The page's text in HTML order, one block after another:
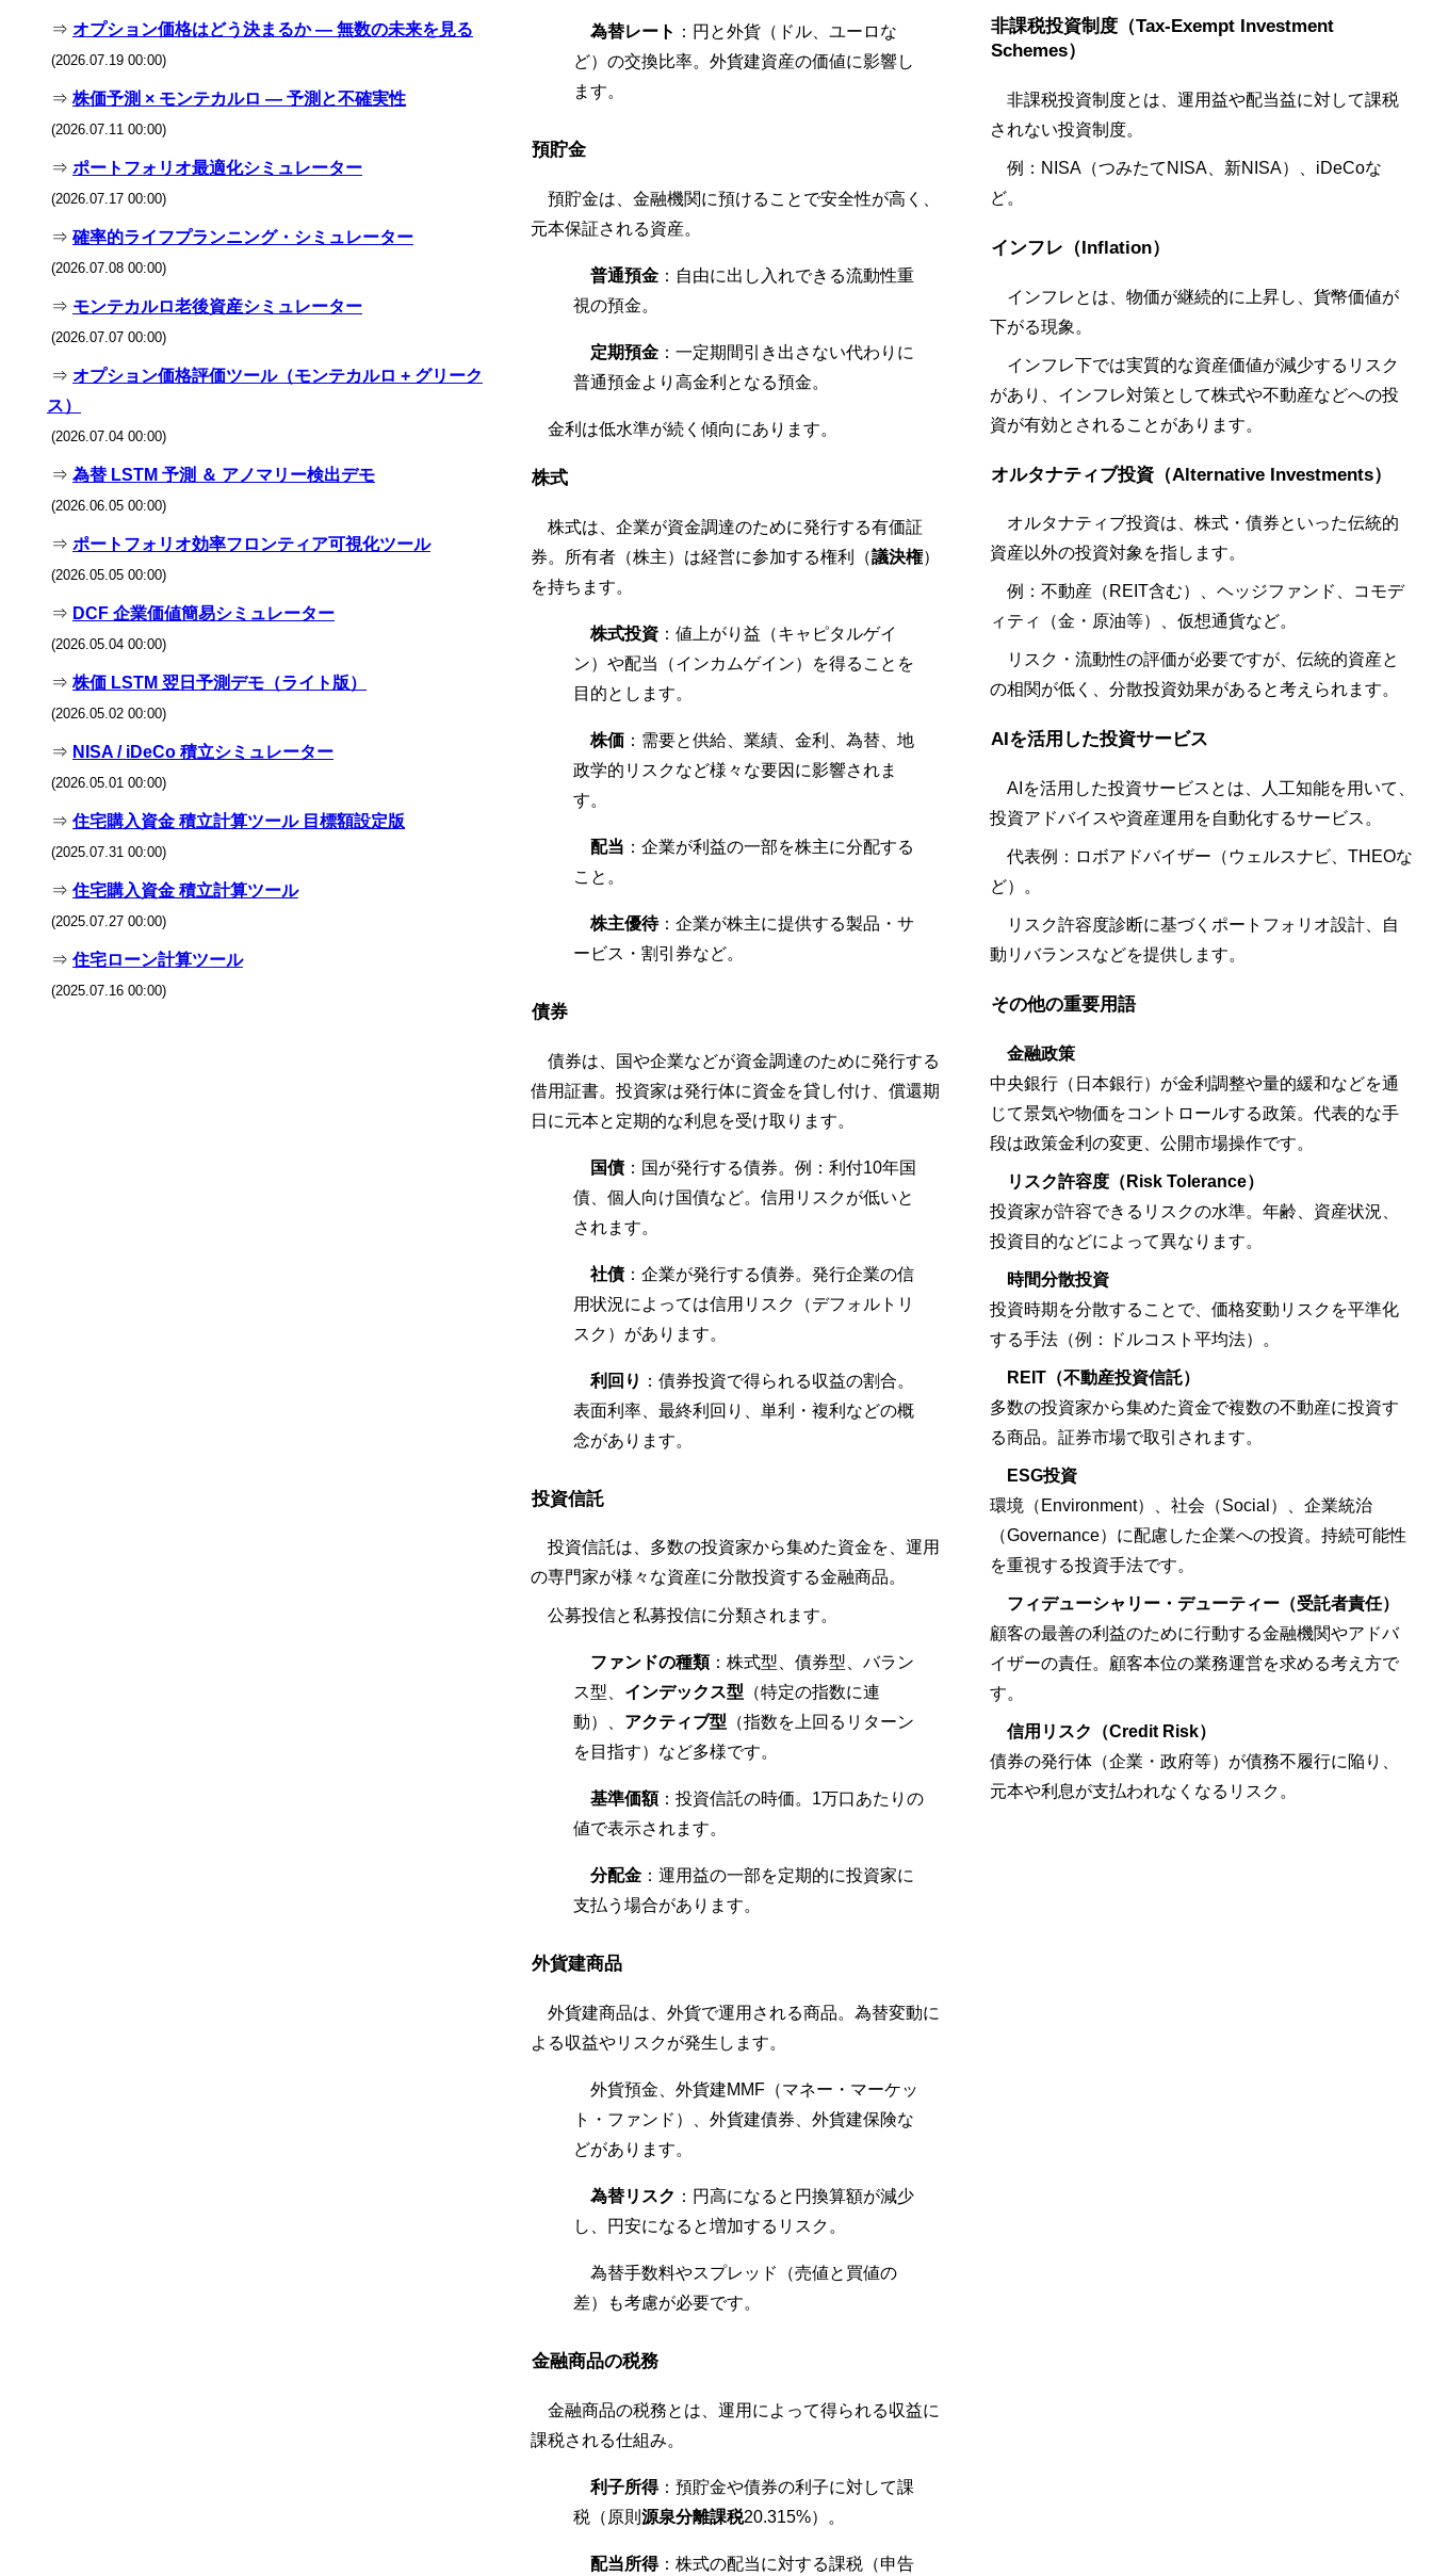
為替レート ：円と外貨（ドル、ユーロな
ど）の交換比率。外貨建資産の価値に影響し
ます。
預貯金
預貯金は、金融機関に預けることで安全性が高く、
元本保証される資産。
普通預金 ：自由に出し入れできる流動性重
視の預金。
定期預金 ：一定期間引き出さない代わりに
普通預金より高金利となる預金。
金利は低水準が続く傾向にあります。
株式
株式は、企業が資金調達のために発行する有価証
券。所有者（株主）は経営に参加する権利（議決権）
を持ちます。
株式投資 ：値上がり益（キャピタルゲイ
ン）や配当（インカムゲイン）を得ることを
目的とします。
株価 ：需要と供給、業績、金利、為替、地
政学的リスクなど様々な要因に影響されま
す。
配当 ：企業が利益の一部を株主に分配する
こと。
株主優待：企業が株主に提供する製品・サ
ービス・割引券など。
債券
債券は、国や企業などが資金調達のために発行する
借用証書。投資家は発行体に資金を貸し付け、償還期
日に元本と定期的な利息を受け取ります。
国債：国が発行する債券。例：利付10年国
債、個人向け国債など。信用リスクが低いと
されます。
社債：企業が発行する債券。発行企業の信
用状況によっては信用リスク（デフォルトリ
スク）があります。
利回り ：債券投資で得られる収益の割合。
表面利率、最終利回り、単利・複利などの概
念があります。
投資信託
投資信託は、多数の投資家から集めた資金を、運用
の専門家が様々な資産に分散投資する金融商品。
公募投信と私募投信に分類されます。
ファンドの種類：株式型、債券型、バラン
ス型、 インデックス型 （特定の指数に連
動）、 アクティブ型 （指数を上回るリターン
を目指す）など多様です。
基準価額：投資信託の時価。1万口あたりの
値で表示されます。
分配金 ：運用益の一部を定期的に投資家に
支払う場合があります。
外貨建商品
外貨建商品は、外貨で運用される商品。為替変動に
よる収益やリスクが発生します。
外貨預金、外貨建MMF（マネー・マーケッ
ト・ファンド）、外貨建債券、外貨建保険な
どがあります。
為替リスク ：円高になると円換算額が減少
し、円安になると増加するリスク。
為替手数料やスプレッド（売値と買値の
差）も考慮が必要です。
金融商品の税務
金融商品の税務とは、運用によって得られる収益に
課税される仕組み。
利子所得：預貯金や債券の利子に対して課
税（原則 源泉分離課税20.315%）。
配当所得：株式の配当に対する課税（申告
非課税投資制度（Tax-Exempt Investment
Schemes）
非課税投資制度とは、運用益や配当益に対して課税
されない投資制度。
例：NISA（つみたてNISA、新NISA）、iDeCoな
ど。
インフレ（Inflation）
インフレとは、物価が継続的に上昇し、貨幣価値が
下がる現象。
インフレ下では実質的な資産価値が減少するリスク
があり、インフレ対策として株式や不動産などへの投
資が有効とされることがあります。
オルタナティブ投資（Alternative Investments）
オルタナティブ投資は、株式・債券といった伝統的
資産以外の投資対象を指します。
例：不動産（REIT含む）、ヘッジファンド、コモデ
ィティ（金・原油等）、仮想通貨など。
リスク・流動性の評価が必要ですが、伝統的資産と
の相関が低く、分散投資効果があると考えられます。
AIを活用した投資サービス
AIを活用した投資サービスとは、人工知能を用いて、
投資アドバイスや資産運用を自動化するサービス。
代表例：ロボアドバイザー（ウェルスナビ、THEOな
ど）。
リスク許容度診断に基づくポートフォリオ設計、自
動リバランスなどを提供します。
その他の重要用語
金融政策
中央銀行（日本銀行）が金利調整や量的緩和などを通
じて景気や物価をコントロールする政策。代表的な手
段は政策金利の変更、公開市場操作です。
リスク許容度（Risk Tolerance）
投資家が許容できるリスクの水準。年齢、資産状況、
投資目的などによって異なります。
時間分散投資
投資時期を分散することで、価格変動リスクを平準化
する手法（例：ドルコスト平均法）。
REIT（不動産投資信託）
多数の投資家から集めた資金で複数の不動産に投資す
る商品。証券市場で取引されます。
ESG投資
環境（Environment）、社会（Social）、企業統治
（Governance）に配慮した企業への投資。持続可能性
を重視する投資手法です。
フィデューシャリー・デューティー（受託者責任）
顧客の最善の利益のために行動する金融機関やアドバ
イザーの責任。顧客本位の業務運営を求める考え方で
す。
信用リスク（Credit Risk）
債券の発行体（企業・政府等）が債務不履行に陥り、
元本や利息が支払われなくなるリスク。
⇒ オプション価格はどう決まるか — 無数の未来を見る
(2026.07.19 00:00)
⇒ 株価予測 × モンテカルロ — 予測と不確実性
(2026.07.11 00:00)
⇒ ポートフォリオ最適化シミュレーター
(2026.07.17 00:00)
⇒ 確率的ライフプランニング・シミュレーター
(2026.07.08 00:00)
⇒ モンテカルロ老後資産シミュレーター
(2026.07.07 00:00)
⇒ オプション価格評価ツール（モンテカルロ + グリーク
ス）
(2026.07.04 00:00)
⇒ 為替 LSTM 予測 ＆ アノマリー検出デモ
(2026.06.05 00:00)
⇒ ポートフォリオ効率フロンティア可視化ツール
(2026.05.05 00:00)
⇒ DCF 企業価値簡易シミュレーター
(2026.05.04 00:00)
⇒ 株価 LSTM 翌日予測デモ（ライト版）
(2026.05.02 00:00)
⇒ NISA / iDeCo 積立シミュレーター
(2026.05.01 00:00)
⇒ 住宅購入資金 積立計算ツール 目標額設定版
(2025.07.31 00:00)
⇒ 住宅購入資金 積立計算ツール
(2025.07.27 00:00)
⇒ 住宅ローン計算ツール
(2025.07.16 00:00)